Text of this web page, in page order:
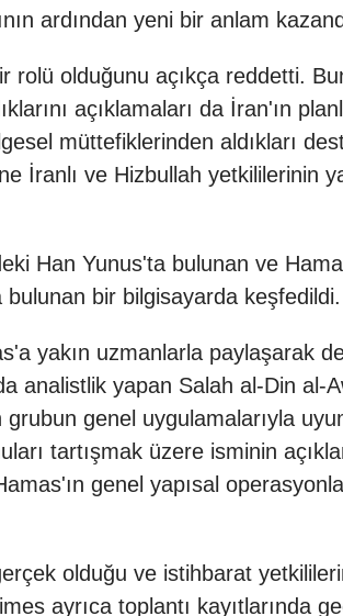
ardından yeni bir anlam
rolü olduğunu açıkça reddetti.
açıklamaları da İran'ın
müttefiklerinden aldıkları
İranlı ve Hizbullah yetkililerinin
Han Yunus'ta bulunan ve
bulunan bir bilgisayarda keşfedildi.
yakın uzmanlarla paylaşarak
analistlik yapan Salah al-Din al-
grubun genel uygulamalarıyla
tartışmak üzere isminin
genel yapısal
olduğu ve istihbarat
ayrıca toplantı kayıtlarında